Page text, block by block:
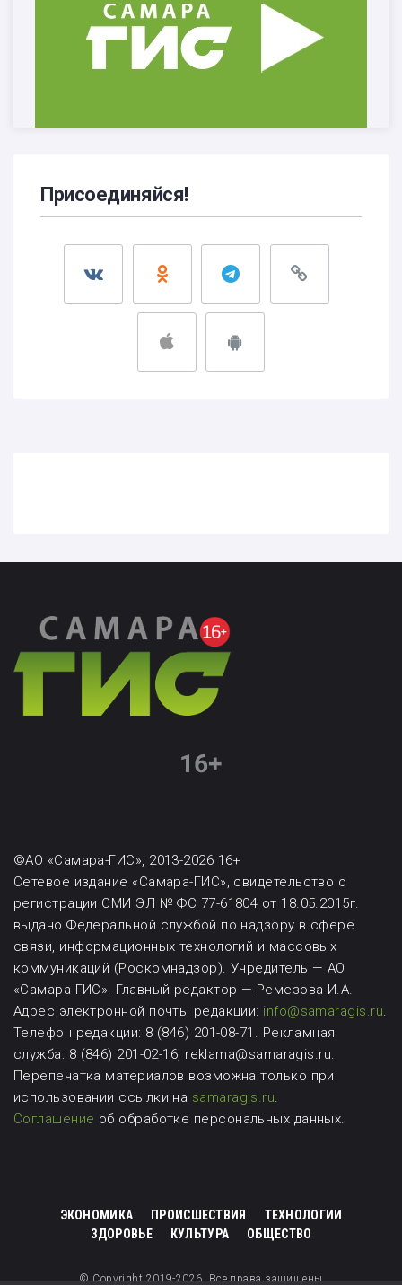
Присоединяйся!
©АО «Самара-ГИС», 2013-2026 16+
Сетевое издание «Самара-ГИС», свидетельство о
регистрации СМИ ЭЛ № ФС 77-61804 от 18.05.2015г.
выдано Федеральной службой по надзору в сфере
связи, информационных технологий и массовых
коммуникаций (Роскомнадзор). Учредитель — АО
«Самара-ГИС». Главный редактор — Ремезова И.А.
Адрес электронной почты редакции: info@samaragis.ru.
Телефон редакции: 8 (846) 201-08-71. Рекламная
служба: 8 (846) 201-02-16, reklama@samaragis.ru.
Перепечатка материалов возможнатолько при
использовании ссылки на samaragis.ru.
Соглашение об обработке персональных данных.
ЭКОНОМИКА ПРОИСШЕСТВИЯ
ТЕХНОЛОГИИ
ЗДОРОВЬЕ
КУЛЬТУРА ОБЩЕСТВО
© Copyright 2019-2026. Все права защищены